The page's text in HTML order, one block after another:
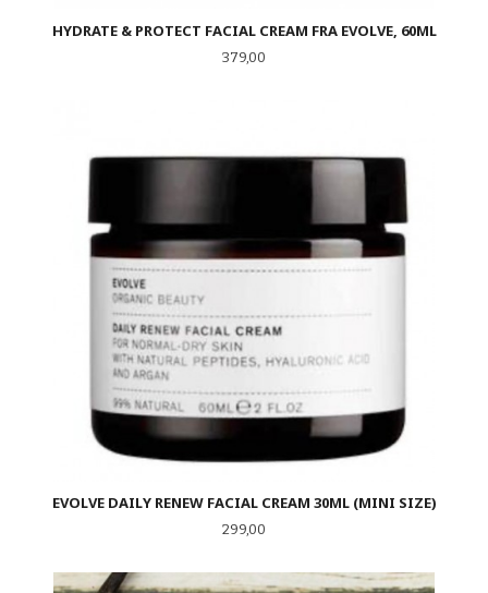
HYDRATE & PROTECT FACIAL CREAM FRA EVOLVE, 60ML
Pris
379,00
EVOLVE DAILY RENEW FACIAL CREAM 30ML (MINI SIZE)
Pris
299,00